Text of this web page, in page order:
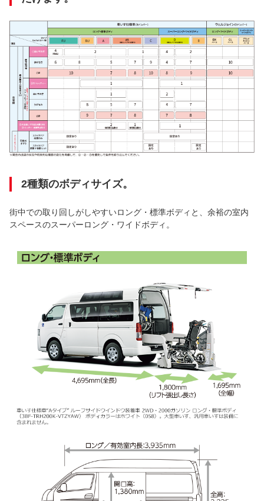
2種類のボディサイズ。
街中での取り回しがしやすいロング・標準ボディと、余裕の室内
スペースのスーパーロング・ワイドボディ。